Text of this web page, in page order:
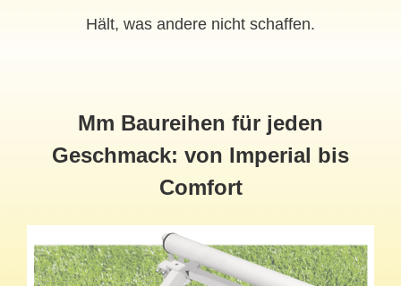
Hält, was andere nicht schaffen.
Mm Baureihen für jeden
Geschmack: von Imperial bis
Comfort